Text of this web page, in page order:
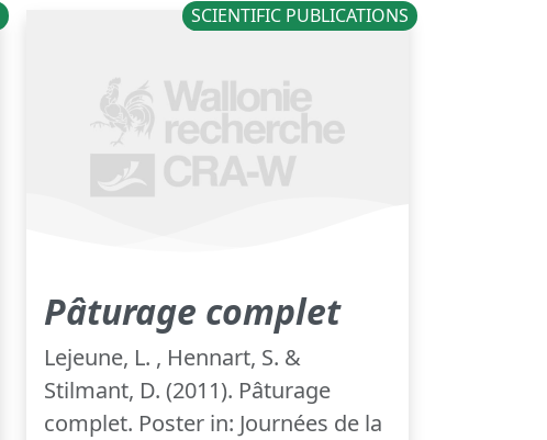
SCIENTIFIC PUBLICATIONS
Pâturage complet
Lejeune, L. , Hennart, S. &
Stilmant, D. (2011). Pâturage
complet. Poster in: Journées de la